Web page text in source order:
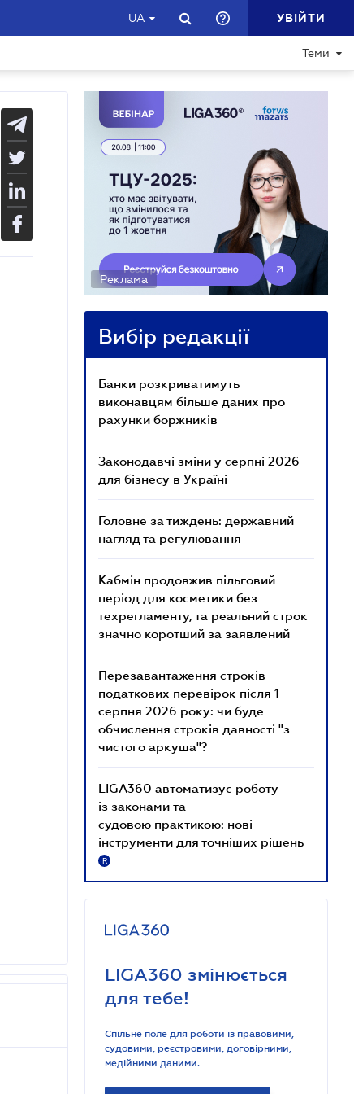
UA УВІЙТИ
Теми
Реклама
Вибір редакції
Банки розкриватимуть
виконавцям більше даних про
рахунки боржників
Законодавчі зміни у серпні 2026
для бізнесу в Україні
Головне за тиждень: державний
нагляд та регулювання
Кабмін продовжив пільговий
період для косметики без
техрегламенту, та реальний строк
значно коротший за заявлений
Перезавантаження строків
податкових перевірок після 1
серпня 2026 року: чи буде
обчислення строків давності "з
чистого аркуша"?
LIGA360 автоматизує роботу
із законами та
судовою практикою: нові
інструменти для точніших рішень
R
LIGA360 змінюється
для тебе!
Спільне поле для роботи із правовими,
судовими, реєстровими, договірними,
медійними даними.